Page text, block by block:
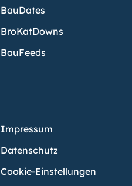
BauDates
BroKatDowns
BauFeeds
Impressum
Datenschutz
Cookie-Einstellungen